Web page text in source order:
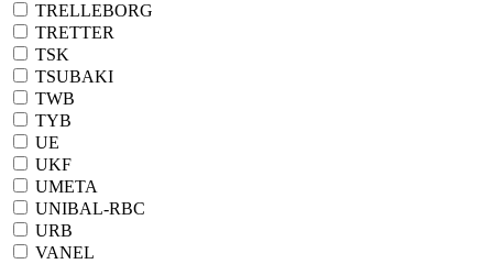
TRELLEBORG
TRETTER
TSK
TSUBAKI
TWB
TYB
UE
UKF
UMETA
UNIBAL-RBC
URB
VANEL